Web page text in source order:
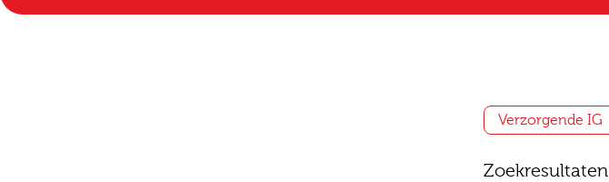
Verzorgende IG
Zoekresultaten